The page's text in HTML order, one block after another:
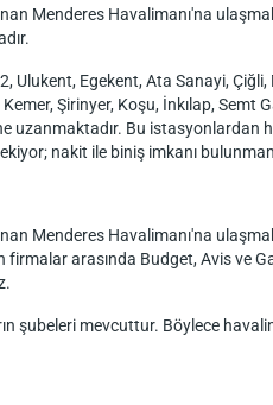
Menderes Havalimanı'na
Ulukent, Egekent, Ata Sanayi,
Şirinyer, Koşu, İnkılap, Semt
uzanmaktadır. Bu
nakit ile biniş imkanı
Menderes Havalimanı'na
firmalar arasında Budget, Avis ve
şubeleri mevcuttur. Böylece